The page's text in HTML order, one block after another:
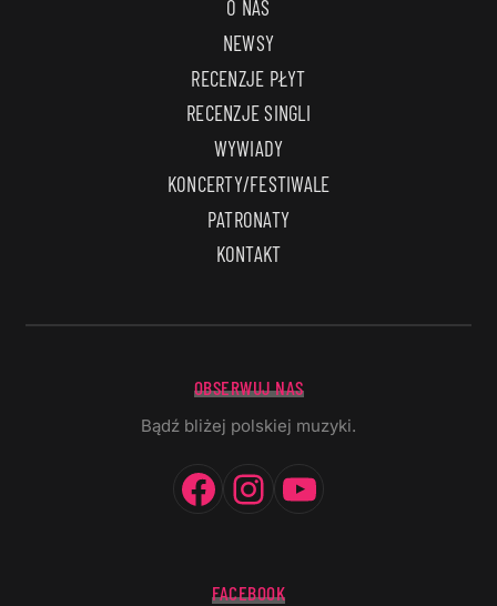
O NAS
NEWSY
RECENZJE PŁYT
RECENZJE SINGLI
WYWIADY
KONCERTY/FESTIWALE
PATRONATY
KONTAKT
OBSERWUJ NAS
Bądź bliżej polskiej muzyki.
Facebook
Instagram
FACEBOOK